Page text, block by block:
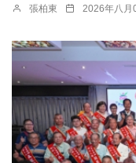
張柏東 2026年八月